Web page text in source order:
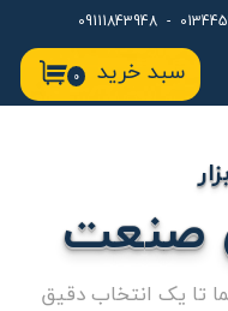
۰ سبد خرید
صنعت
تا یک انتخاب دقیق